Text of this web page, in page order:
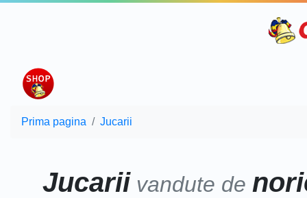
Prima pagina Jucarii
Jucariivandute de